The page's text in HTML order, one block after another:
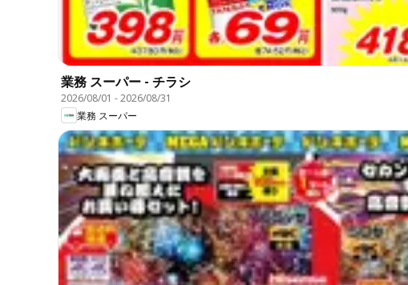
業務 スーパー - チラシ
2026/08/01 -2026/08/31
業務 スーパー